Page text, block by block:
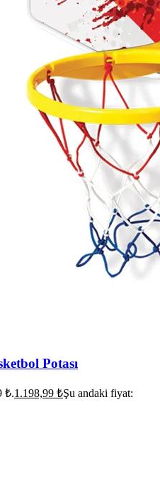
Potası
₺.1.198,99 ₺Şu andaki fiyat: